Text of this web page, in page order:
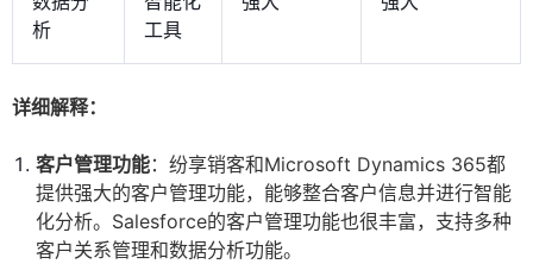
析
工具
详细解释：
客户管理功能：纷享销客和Microsoft Dynamics 365都
提供强大的客户管理功能，能够整合客户信息并进行智能
化分析。Salesforce的客户管理功能也很丰富，支持多种
客户关系管理和数据分析功能。